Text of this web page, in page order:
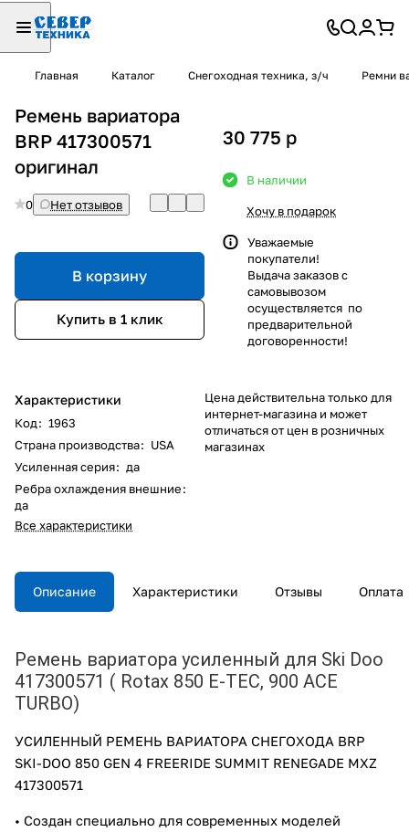
Главная Каталог Снегоходная техника, з/ч Ремни
Ремень вариатора
BRP 417300571
оригинал
0 Нет отзывов
В корзину
Купить в 1 клик
Характеристики
Код: 1963
Страна производства: USA
Усиленная серия: да
Ребра охлаждения внешние:
да
Все характеристики
30 775 p
В наличии
Хочу в подарок
Уважаемые
покупатели!
Выдача заказов с
самовывозом
осуществляется по
предварительной
договоренности!
Цена действительна только для
интернет-магазина и может
отличаться от цен в розничных
магазинах
Описание Характеристики Отзывы Оплата
Ремень вариатора усиленный для Ski Doo
417300571 ( Rotax 850 E-TEC, 900 ACE
TURBO)
УСИЛЕННЫЙ РЕМЕНЬ ВАРИАТОРА СНЕГОХОДА BRP
SKI-DOO 850 GEN 4 FREERIDE SUMMIT RENEGADE MXZ
417300571
• Создан специально для современных моделей